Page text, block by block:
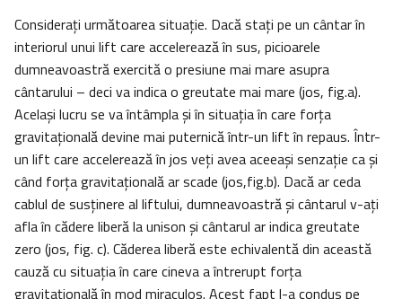
Consideraţi următoarea situaţie. Dacă staţi pe un cântar în
interiorul unui lift care accelerează în sus, picioarele
dumneavoastră exercită o presiune mai mare asupra
cântarului – deci va indica o greutate mai mare (jos, fig.a).
Acelaşi lucru se va întâmpla şi în situaţia în care forţa
gravitaţională devine mai puternică într-un lift în repaus. Într-
un lift care accelerează în jos veţi avea aceeaşi senzaţie ca şi
când forţa gravitaţională ar scade (jos,fig.b). Dacă ar ceda
cablul de susţinere al liftului, dumneavoastră şi cântarul v-aţi
afla în cădere liberă la unison şi cântarul ar indica greutate
zero (jos, fig. c). Căderea liberă este echivalentă din această
cauză cu situaţia în care cineva a întrerupt forţa
gravitaţională în mod miraculos. Acest fapt l-a condus pe